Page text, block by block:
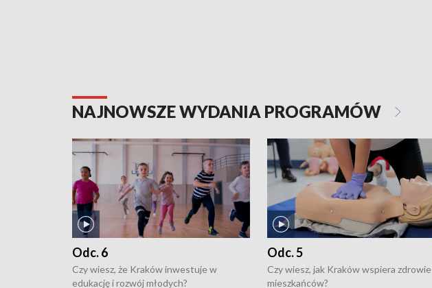
NAJNOWSZE WYDANIA PROGRAMÓW
Odc. 6
Czy wiesz, że Kraków inwestuje w
edukację i rozwój młodych?
Odc. 5
Czy wiesz, jak Kraków wspiera zdrowie
mieszkańców?